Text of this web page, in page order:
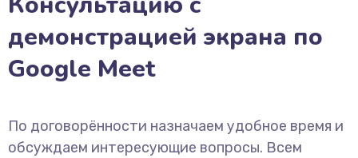
демонстрацией экрана по
Google Meet
По договорённости назначаем удобное время и
обсуждаем интересующие вопросы. Всем